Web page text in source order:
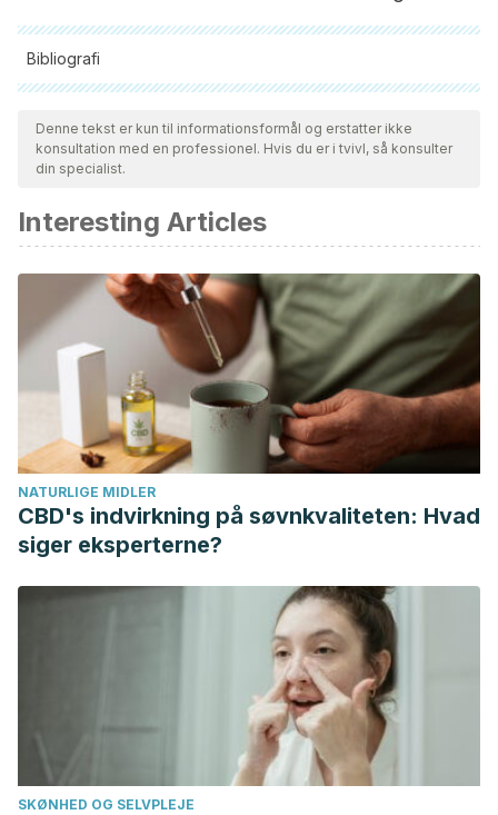
Bibliografi
Alle citerede kilder blev grundigt gennemgået af vores team
for at sikre deres kvalitet, pålidelighed, aktualitet og validitet.
Bibliografien i denne artikel blev betragtet som pålidelig og af
Lippi D. Chocolate in history: food, medicine, medi-
food.Nutrients. 2013;5(5):1573–1584. Published 2013 May
14. doi:10.3390/nu5051573
Kamil, A., & Chen, C. Y. O. (2012, July 11). Health benefits of
almonds beyond cholesterol reduction. Journal of
Agricultural and Food Chemistry
https://doi.org/10.1021/jf2044795
Postre. (s.f.). En Wikipedia. Recuperado el 10 de marzo de
2018 de https://es.wikipedia.org/wiki/Postre
Denne tekst er kun til informationsformål og erstatter ikke
konsultation med en professionel. Hvis du er i tvivl, så konsulter
din specialist.
Interesting Articles
NATURLIGE MIDLER
CBD's indvirkning på søvnkvaliteten: Hvad
siger eksperterne?
SKØNHED OG SELVPLEJE